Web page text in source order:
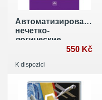
Автоматизированные
нечетко-
логические
550 Kč
K dispozici